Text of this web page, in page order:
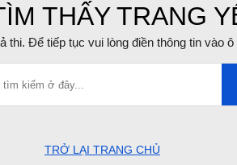
THẤY TRANG
thi. Để tiếp tục vui lòng điền thông tin vào
TRỞ LẠI TRANG CHỦ